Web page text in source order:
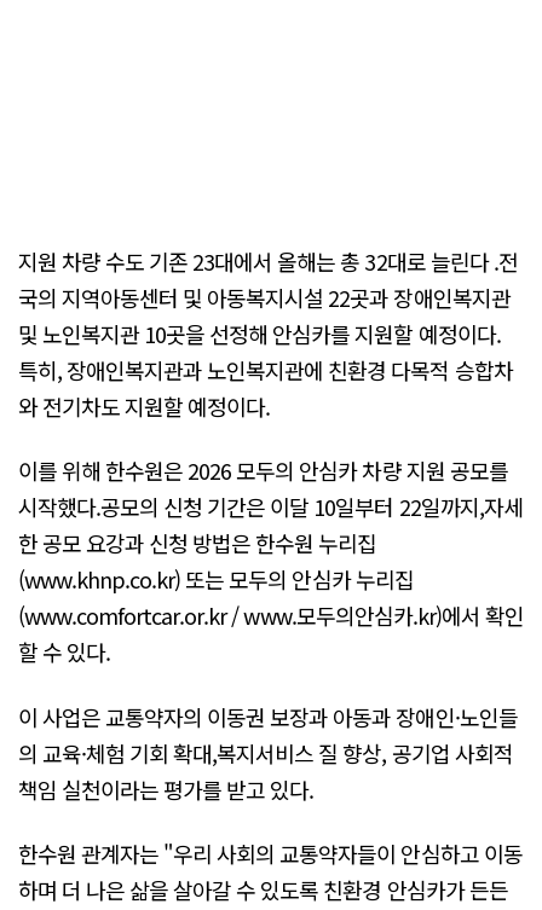
지원 차량 수도 기존 23대에서 올해는 총 32대로 늘린다 .전
국의 지역아동센터 및 아동복지시설 22곳과 장애인복지관
및 노인복지관 10곳을 선정해 안심카를 지원할 예정이다.
특히, 장애인복지관과 노인복지관에 친환경 다목적 승합차
와 전기차도 지원할 예정이다.
이를 위해 한수원은 2026 모두의 안심카 차량 지원 공모를
시작했다.공모의 신청 기간은 이달 10일부터 22일까지,자세
한 공모 요강과 신청 방법은 한수원 누리집
(www.khnp.co.kr) 또는 모두의 안심카 누리집
(www.comfortcar.or.kr / www.모두의안심카.kr)에서 확인
할 수 있다.
이 사업은 교통약자의 이동권 보장과 아동과 장애인·노인들
의 교육·체험 기회 확대,복지서비스 질 향상, 공기업 사회적
책임 실천이라는 평가를 받고 있다.
한수원 관계자는 "우리 사회의 교통약자들이 안심하고 이동
하며 더 나은 삶을 살아갈 수 있도록 친환경 안심카가 든든